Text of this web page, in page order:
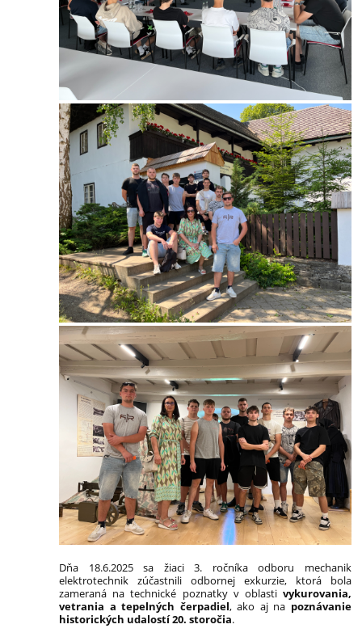
Dňa 18.6.2025 sa žiaci 3. ročníka odboru mechanik
elektrotechnik zúčastnili odbornej exkurzie, ktorá bola
zameraná na technické poznatky v oblasti vykurovania,
vetrania a tepelných čerpadiel, ako aj na poznávanie
historických udalostí 20. storočia.